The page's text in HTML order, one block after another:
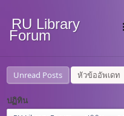
RU Library
Forum
Unread Posts หัวข้ออัพเดท
ปฏิทิน